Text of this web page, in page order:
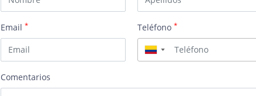
Email* Teléfono*
▼
Comentarios